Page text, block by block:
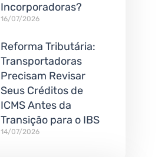
Incorporadoras?
16/07/2026
Reforma Tributária:
Transportadoras
Precisam Revisar
Seus Créditos de
ICMS Antes da
Transição para o IBS
14/07/2026